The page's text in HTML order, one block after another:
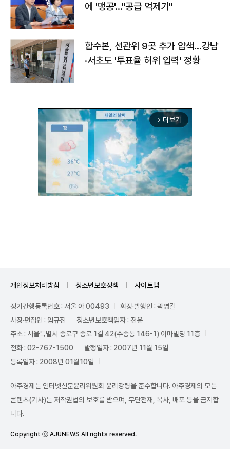
에 '맹공'…"공급 억제기"
합수본, 선관위 9곳 추가 압색…강남
·서초도 '투표율 허위 입력' 정황
arrow_forward_ios 더보기
개인정보처리방침 청소년보호정책 사이트맵
정기간행등록번호 : 서울 아 00493
회장·발행인 : 곽영길
사장·편집인 : 임규진
청소년보호책임자 : 전운
주소 : 서울특별시 종로구 종로 1길 42(수송동 146-1) 이마빌딩 11층
전화 : 02-767-1500
발행일자 : 2007년 11월 15일
등록일자 : 2008년 01월10일
아주경제는 인터넷신문윤리위원회 윤리강령을 준수합니다. 아주경제의 모든
콘텐츠(기사)는 저작권법의 보호를 받으며, 무단전재, 복사, 배포 등을 금지합
니다.
Copyright ⓒ AJUNEWS All rights reserved.